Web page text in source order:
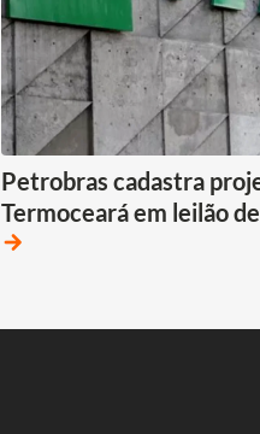
Petrobras cadastra
Termoceará em leilão
arrow_forward